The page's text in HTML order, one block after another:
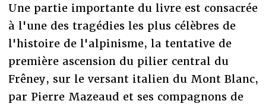
Une partie importante du livre est consacrée
à l'une des tragédies les plus célèbres de
l'histoire de l'alpinisme, la tentative de
première ascension du pilier central du
Frêney, sur le versant italien du Mont Blanc,
par Pierre Mazeaud et ses compagnons de